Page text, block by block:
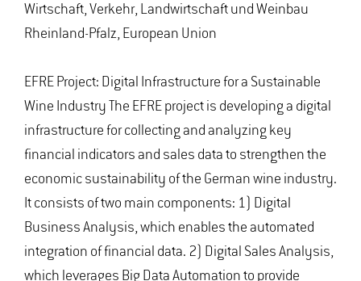
Wirtschaft, Verkehr, Landwirtschaft und Weinbau
Rheinland-Pfalz, European Union
EFRE Project: Digital Infrastructure for a Sustainable
Wine Industry The EFRE project is developing a digital
infrastructure for collecting and analyzing key
financial indicators and sales data to strengthen the
economic sustainability of the German wine industry.
It consists of two main components: 1) Digital
Business Analysis, which enables the automated
integration of financial data. 2) Digital Sales Analysis,
which leverages Big Data Automation to provide